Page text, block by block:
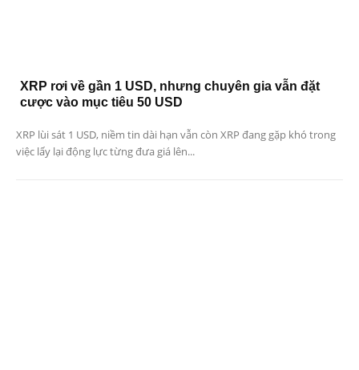
XRP rơi về gần 1 USD, nhưng chuyên gia vẫn đặt
cược vào mục tiêu 50 USD
XRP lùi sát 1 USD, niềm tin dài hạn vẫn còn XRP đang gặp khó trong
việc lấy lại động lực từng đưa giá lên...